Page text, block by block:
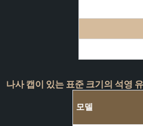
나사 캡이 있는 표준 크기의 석영
모델